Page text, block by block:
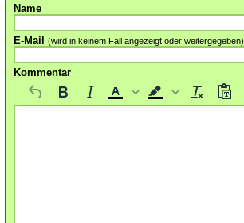
Name
E-Mail (wird in keinem Fall angezeigt oder weitergegeben)
Kommentar